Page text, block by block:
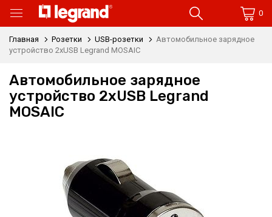
0
Главная Розетки USB-розетки
Автомобильное зарядное
устройство 2xUSB Legrand MOSAIC
Автомобильное зарядное
устройство 2xUSB Legrand
MOSAIC